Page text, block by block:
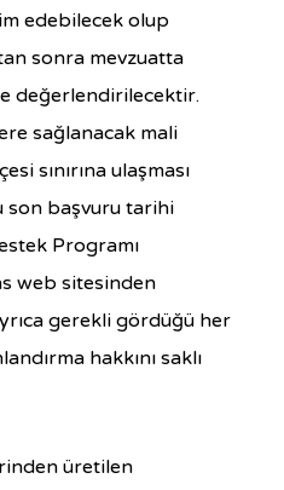
edebilecek olup
sonra mevzuatta
değerlendirilecektir.
sağlanacak mali
sınırına ulaşması
son başvuru tarihi
Programı
web sitesinden
gerekli gördüğü her
hakkını saklı
üretilen